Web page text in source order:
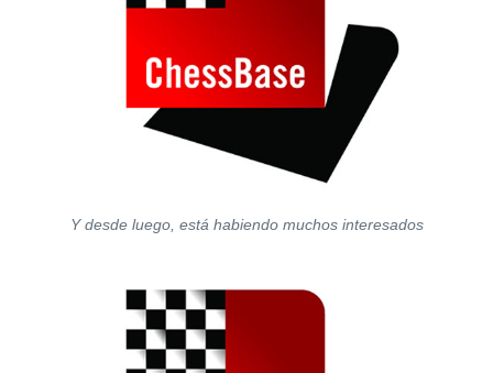
Y desde luego, está habiendo muchos interesados